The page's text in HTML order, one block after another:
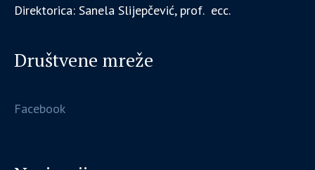
Direktorica: Sanela Slijepčević, prof. ecc.
Društvene mreže
Facebook